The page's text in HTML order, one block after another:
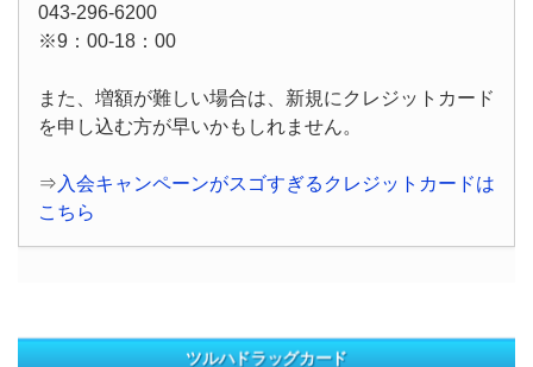
043-296-6200
※9：00-18：00
また、増額が難しい場合は、新規にクレジットカード
を申し込む方が早いかもしれません。
⇒ 入会キャンペーンがスゴすぎるクレジットカードは
こちら
ツルハドラッグカード